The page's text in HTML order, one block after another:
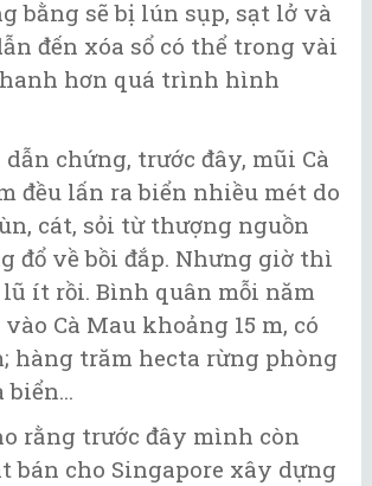
bằng sẽ bị lún sụp, sạt lở và
đến xóa sổ có thể trong vài
hơn quá trình hình
chứng, trước đây, mũi Cà
đều lấn ra biển nhiều mét do
cát, sỏi từ thượng nguồn
đổ về bồi đắp. Nhưng giờ thì
ít rồi. Bình quân mỗi năm
Cà Mau khoảng 15 m, có
hàng trăm hecta rừng phòng
biển...
rằng trước đây mình còn
bán cho Singapore xây dựng